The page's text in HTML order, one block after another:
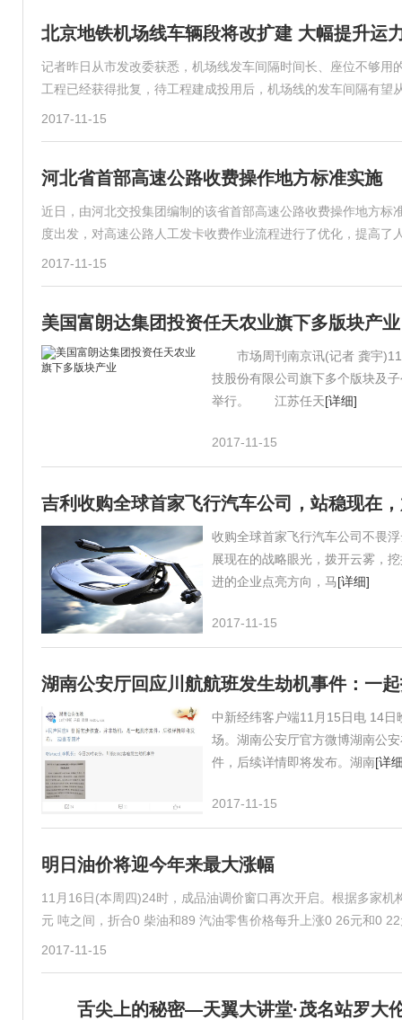
北京地铁机场线车辆段将改扩建 大幅提升运
记者昨日从市发改委获悉，机场线发车间隔时间长、座位不够
工程已经获得批复，待工程建成投用后，机场线的发车间隔有望
2017-11-15
河北省首部高速公路收费操作地方标准实施
近日，由河北交投集团编制的该省首部高速公路收费操作地方
度出发，对高速公路人工发卡收费作业流程进行了优化，提高了
2017-11-15
美国富朗达集团投资任天农业旗下多版块产业
市场周刊南京讯(记者 龚宇)11
技股份有限公司旗下多个版块及
举行。 江苏任天[详细]
2017-11-15
吉利收购全球首家飞行汽车公司，站稳现在
收购全球首家飞行汽车公司不畏
展现在的战略眼光，拨开云雾，
进的企业点亮方向，马[详细]
2017-11-15
湖南公安厅回应川航航班发生劫机事件：一
中新经纬客户端11月15日电 14
场。湖南公安厅官方微博湖南公
件，后续详情即将发布。湖南[详
2017-11-15
明日油价将迎今年来最大涨幅
11月16日(本周四)24时，成品油调价窗口再次开启。根据多家
元 吨之间，折合0 柴油和89 汽油零售价格每升上涨0 26元和0
2017-11-15
舌尖上的秘密—天翼大讲堂·茂名站罗大